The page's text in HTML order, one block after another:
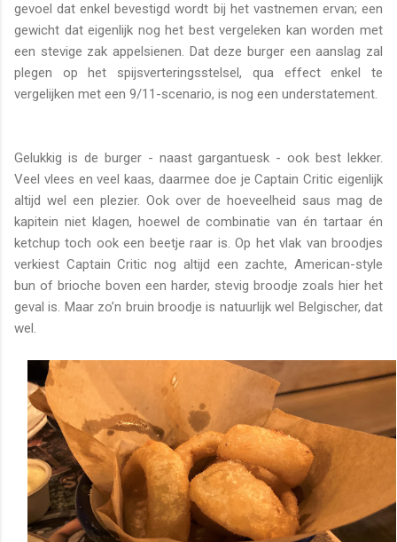
gevoel dat enkel bevestigd wordt bij het vastnemen ervan; een
gewicht dat eigenlijk nog het best vergeleken kan worden met
een stevige zak appelsienen. Dat deze burger een aanslag zal
plegen op het spijsverteringsstelsel, qua effect enkel te
vergelijken met een 9/11-scenario, is nog een understatement.
Gelukkig is de burger - naast gargantuesk - ook best lekker.
Veel vlees en veel kaas, daarmee doe je Captain Critic eigenlijk
altijd wel een plezier. Ook over de hoeveelheid saus mag de
kapitein niet klagen, hoewel de combinatie van én tartaar én
ketchup toch ook een beetje raar is. Op het vlak van broodjes
verkiest Captain Critic nog altijd een zachte, American-style
bun of brioche boven een harder, stevig broodje zoals hier het
geval is. Maar zo’n bruin broodje is natuurlijk wel Belgischer, dat
wel.